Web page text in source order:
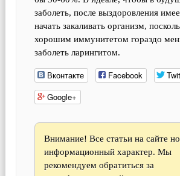
заболеть, после выздоровления
начать закаливать организм,
хорошим иммунитетом гораздо
заболеть ларингитом.
Вконтакте Facebook
Google+
Внимание! Все статьи на сайте
информационный характер. Мы
рекомендуем обратиться за